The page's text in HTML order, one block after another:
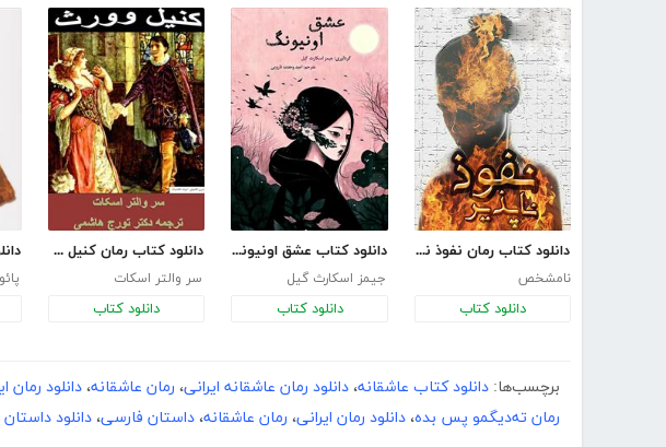
دانلود کتاب رمان نفوذ ناپذیر
نامشخص
دانلود کتاب
دانلود کتاب عشق اونیونگ
جیمز اسکارث گیل
دانلود کتاب
دانلود کتاب رمان کنیل وورث
سر والتر اسکات
دانلود کتاب
برچسب‌ها: دانلود کتاب عاشقانه، دانلود رمان عاشقانه ایرانی، رمان عاشقانه، دانلود رمان
رمان ته‌دیگمو پس بده، دانلود رمان ایرانی، رمان عاشقانه، داستان فارسی، دانلود داستان